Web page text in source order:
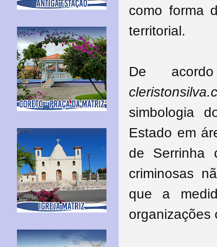
como forma
territorial.
De
simbologia
Estado em
de Serrinha
criminosas
que a
organizações